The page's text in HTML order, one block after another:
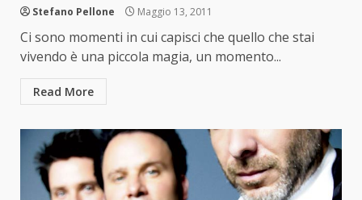
Stefano Pellone Maggio 13, 2011
Ci sono momenti in cui capisci che quello che stai
vivendo è una piccola magia, un momento...
Read More